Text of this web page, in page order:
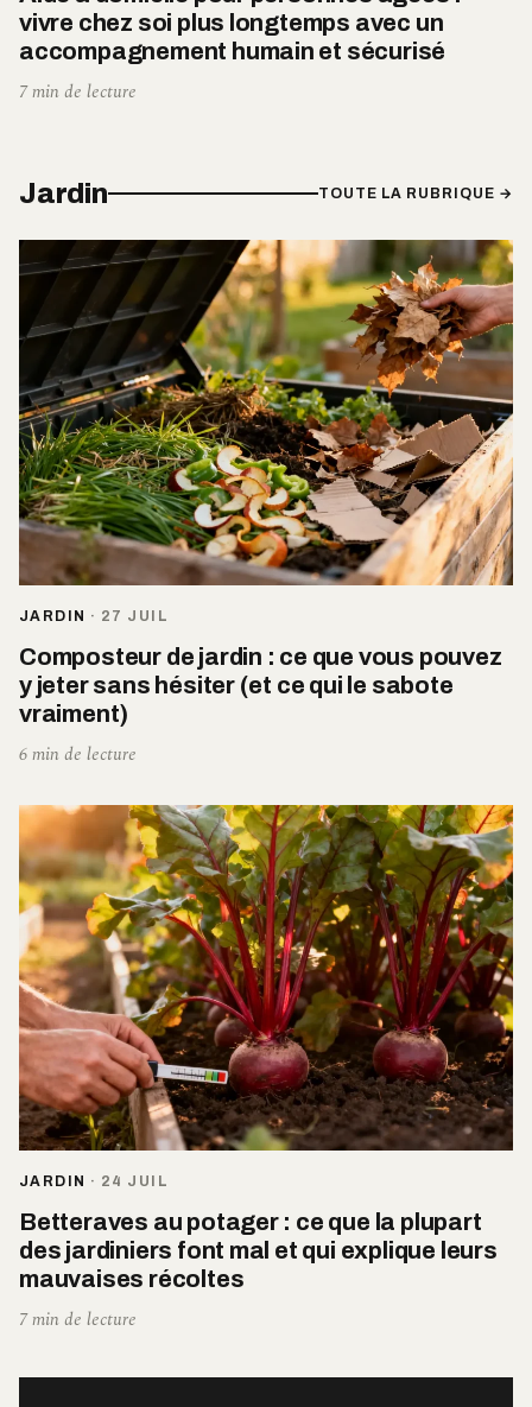
vivre chez soi plus longtemps avec un
accompagnement humain et sécurisé
7 min de lecture
Jardin TOUTE LA RUBRIQUE →
JARDIN · 27 JUIL
Composteur de jardin : ce que vous pouvez
y jeter sans hésiter (et ce qui le sabote
vraiment)
6 min de lecture
JARDIN · 24 JUIL
Betteraves au potager : ce que la plupart
des jardiniers font mal et qui explique leurs
mauvaises récoltes
7 min de lecture